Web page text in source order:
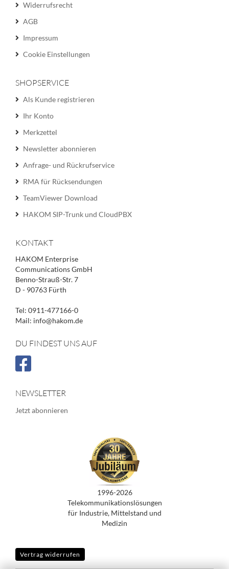
Widerrufsrecht
AGB
Impressum
Cookie Einstellungen
SHOPSERVICE
Als Kunde registrieren
Ihr Konto
Merkzettel
Newsletter abonnieren
Anfrage- und Rückrufservice
RMA für Rücksendungen
TeamViewer Download
HAKOM SIP-Trunk und CloudPBX
KONTAKT
HAKOM Enterprise
Communications GmbH
Benno-Strauß-Str. 7
D - 90763 Fürth
Tel: 0911-477166-0
Mail: info@hakom.de
DU FINDEST UNS AUF
NEWSLETTER
Jetzt abonnieren
1996-2026
Telekommunikationslösungen
für Industrie, Mittelstand und
Medizin
Vertrag widerrufen